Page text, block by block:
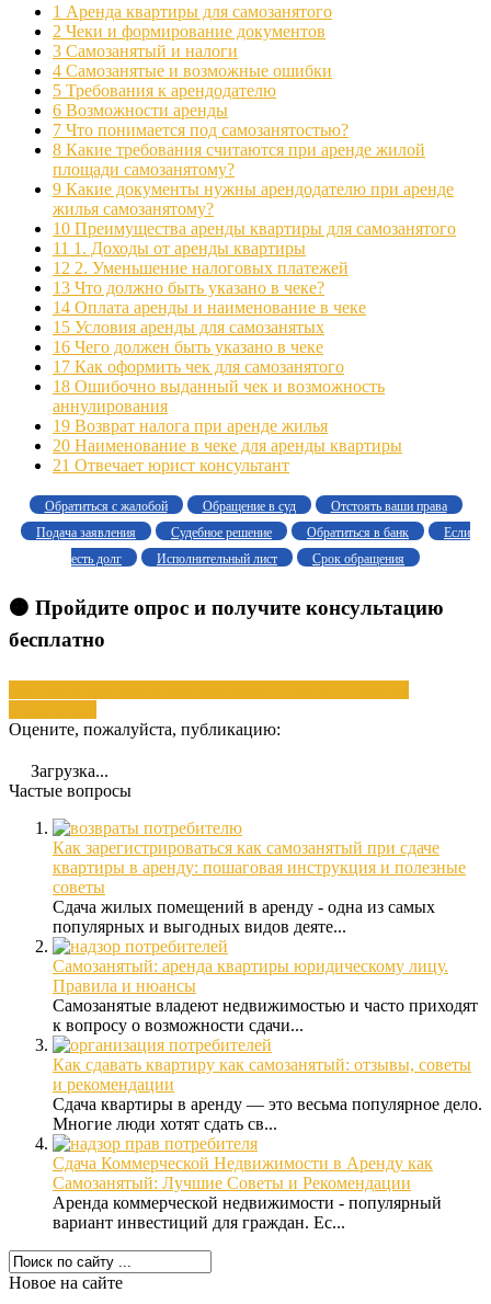
1 Аренда квартиры для самозанятого
2 Чеки и формирование документов
3 Самозанятый и налоги
4 Самозанятые и возможные ошибки
5 Требования к арендодателю
6 Возможности аренды
7 Что понимается под самозанятостью?
8 Какие требования считаются при аренде жилой
площади самозанятому?
9 Какие документы нужны арендодателю при аренде
жилья самозанятому?
10 Преимущества аренды квартиры для самозанятого
11 1. Доходы от аренды квартиры
12 2. Уменьшение налоговых платежей
13 Что должно быть указано в чеке?
14 Оплата аренды и наименование в чеке
15 Условия аренды для самозанятых
16 Чего должен быть указано в чеке
17 Как оформить чек для самозанятого
18 Ошибочно выданный чек и возможность
аннулирования
19 Возврат налога при аренде жилья
20 Наименование в чеке для аренды квартиры
21 Отвечает юрист консультант
Обратиться с жалобой Обращение в суд
Отстоять ваши права
Подача заявления
Судебное решение Обратиться в банк
Если
есть долг
Исполнительный лист Срок обращения
🟠 Пройдите опрос и получите консультацию
бесплатно
Оцените, пожалуйста, публикацию:
Загрузка...
Частые вопросы
Как зарегистрироваться как самозанятый при сдаче
квартиры в аренду: пошаговая инструкция и полезные
советы
Сдача жилых помещений в аренду - одна из самых
популярных и выгодных видов деяте...
Самозанятый: аренда квартиры юридическому лицу.
Правила и нюансы
Самозанятые владеют недвижимостью и часто приходят
к вопросу о возможности сдачи...
Как сдавать квартиру как самозанятый: отзывы, советы
и рекомендации
Сдача квартиры в аренду — это весьма популярное дело.
Многие люди хотят сдать св...
Сдача Коммерческой Недвижимости в Аренду как
Самозанятый: Лучшие Советы и Рекомендации
Аренда коммерческой недвижимости - популярный
вариант инвестиций для граждан. Ес...
Новое на сайте